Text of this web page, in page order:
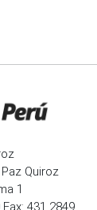
Quiroz
1
431 2849